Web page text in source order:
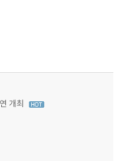
개최